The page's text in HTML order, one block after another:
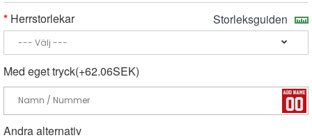
Herrstorlekar
Storleksguiden
Med eget tryck(+62.06SEK)
Andra alternativ